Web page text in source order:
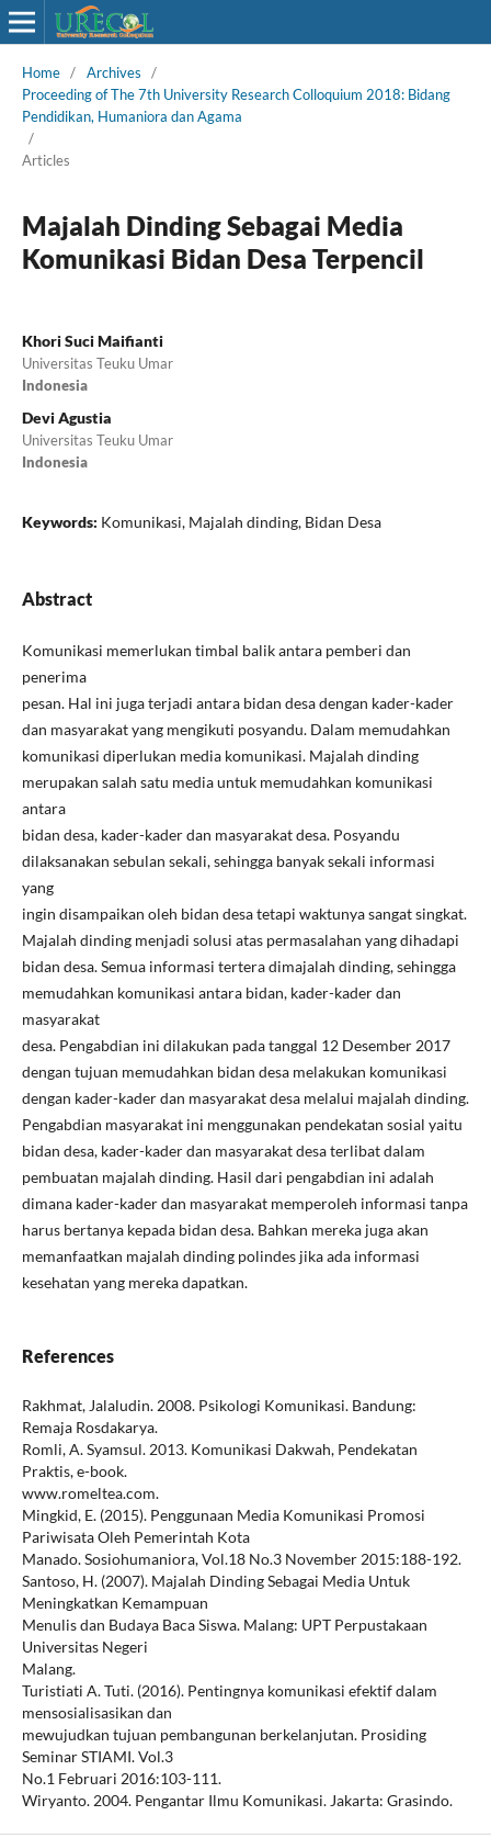
Home / Archives
/
Proceeding of The 7th University Research Colloquium 2018: Bidang
Pendidikan, Humaniora dan Agama
/
Articles
Majalah Dinding Sebagai Media
Komunikasi Bidan Desa Terpencil
Khori Suci Maifianti
Universitas Teuku Umar
Indonesia
Devi Agustia
Universitas Teuku Umar
Indonesia
Keywords: Komunikasi, Majalah dinding, Bidan Desa
Abstract
Komunikasi memerlukan timbal balik antara pemberi dan
penerima
pesan. Hal ini juga terjadi antara bidan desa dengan kader-kader
dan masyarakat yang mengikuti posyandu. Dalam memudahkan
komunikasi diperlukan media komunikasi. Majalah dinding
merupakan salah satu media untuk memudahkan komunikasi
antara
bidan desa, kader-kader dan masyarakat desa. Posyandu
dilaksanakan sebulan sekali, sehingga banyak sekali informasi
yang
ingin disampaikan oleh bidan desa tetapi waktunya sangat singkat.
Majalah dinding menjadi solusi atas permasalahan yang dihadapi
bidan desa. Semua informasi tertera dimajalah dinding, sehingga
memudahkan komunikasi antara bidan, kader-kader dan
masyarakat
desa. Pengabdian ini dilakukan pada tanggal 12 Desember 2017
dengan tujuan memudahkan bidan desa melakukan komunikasi
dengan kader-kader dan masyarakat desa melalui majalah dinding.
Pengabdian masyarakat ini menggunakan pendekatan sosial yaitu
bidan desa, kader-kader dan masyarakat desa terlibat dalam
pembuatan majalah dinding. Hasil dari pengabdian ini adalah
dimana kader-kader dan masyarakat memperoleh informasi tanpa
harus bertanya kepada bidan desa. Bahkan mereka juga akan
memanfaatkan majalah dinding polindes jika ada informasi
kesehatan yang mereka dapatkan.
References
Rakhmat, Jalaludin. 2008. Psikologi Komunikasi. Bandung:
Remaja Rosdakarya.
Romli, A. Syamsul. 2013. Komunikasi Dakwah, Pendekatan
Praktis, e-book.
www.romeltea.com.
Mingkid, E. (2015). Penggunaan Media Komunikasi Promosi
Pariwisata Oleh Pemerintah Kota
Manado. Sosiohumaniora, Vol.18 No.3 November 2015:188-192.
Santoso, H. (2007). Majalah Dinding Sebagai Media Untuk
Meningkatkan Kemampuan
Menulis dan Budaya Baca Siswa. Malang: UPT Perpustakaan
Universitas Negeri
Malang.
Turistiati A. Tuti. (2016). Pentingnya komunikasi efektif dalam
mensosialisasikan dan
mewujudkan tujuan pembangunan berkelanjutan. Prosiding
Seminar STIAMI. Vol.3
No.1 Februari 2016:103-111.
Wiryanto. 2004. Pengantar Ilmu Komunikasi. Jakarta: Grasindo.